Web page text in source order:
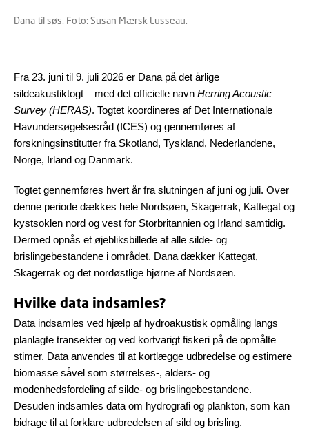
Dana til søs. Foto: Susan Mærsk Lusseau.
Fra 23. juni til 9. juli 2026 er Dana på det årlige
sildeakustiktogt – med det officielle navn Herring Acoustic
Survey (HERAS). Togtet koordineres af Det Internationale
Havundersøgelsesråd (ICES) og gennemføres af
forskningsinstitutter fra Skotland, Tyskland, Nederlandene,
Norge, Irland og Danmark.
Togtet gennemføres hvert år fra slutningen af juni og juli. Over
denne periode dækkes hele Nordsøen, Skagerrak, Kattegat og
kystsoklen nord og vest for Storbritannien og Irland samtidig.
Dermed opnås et øjebliksbillede af alle silde- og
brislingebestandene i området. Dana dækker Kattegat,
Skagerrak og det nordøstlige hjørne af Nordsøen.
Hvilke data indsamles?
Data indsamles ved hjælp af hydroakustisk opmåling langs
planlagte transekter og ved kortvarigt fiskeri på de opmålte
stimer. Data anvendes til at kortlægge udbredelse og estimere
biomasse såvel som størrelses-, alders- og
modenhedsfordeling af silde- og brislingebestandene.
Desuden indsamles data om hydrografi og plankton, som kan
bidrage til at forklare udbredelsen af sild og brisling.